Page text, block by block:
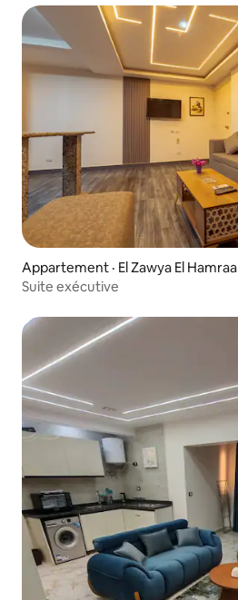
Appartement · El Zawya El Hamraa
Suite exécutive